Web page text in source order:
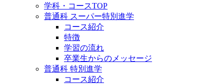
学科・コースTOP
普通科 スーパー特別進学
コース紹介
特徴
学習の流れ
卒業生からのメッセージ
普通科 特別進学
コース紹介